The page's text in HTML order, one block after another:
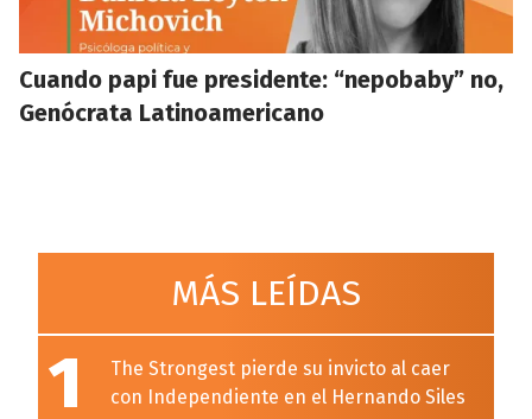
Cuando papi fue presidente: “nepobaby” no,
Genócrata Latinoamericano
MÁS LEÍDAS
1
The Strongest pierde su invicto al caer
con Independiente en el Hernando Siles